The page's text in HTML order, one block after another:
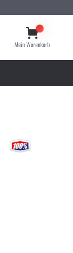
Mein Warenkorb